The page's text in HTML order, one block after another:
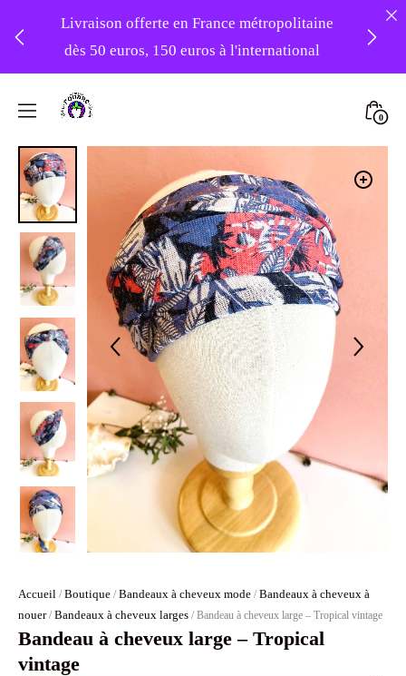
Livraison offerte en France métropolitaine
dès 50 euros, 150 euros à l'international
0
Accueil / Boutique / Bandeaux à cheveux mode / Bandeaux à cheveux à
nouer/ Bandeaux à cheveux larges / Bandeau à cheveux large – Tropical vintage
Bandeau à cheveux large – Tropical
vintage